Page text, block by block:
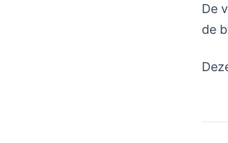
De
de